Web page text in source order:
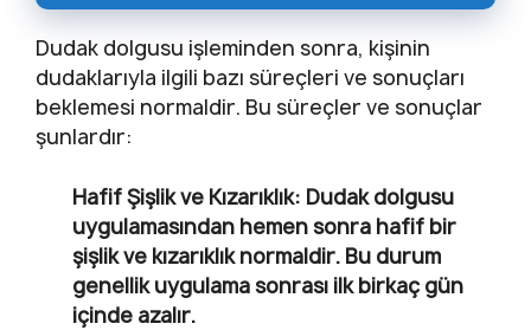
Dudak dolgusu işleminden sonra, kişinin
dudaklarıyla ilgili bazı süreçleri ve sonuçları
beklemesi normaldir. Bu süreçler ve sonuçlar
şunlardır:
Hafif Şişlik ve Kızarıklık: Dudak dolgusu
uygulamasından hemen sonra hafif bir
şişlik ve kızarıklık normaldir. Bu durum
genellik uygulama sonrası ilk birkaç gün
içinde azalır.